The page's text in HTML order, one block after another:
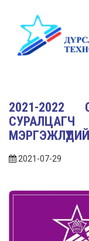
2021-
2021-07-29